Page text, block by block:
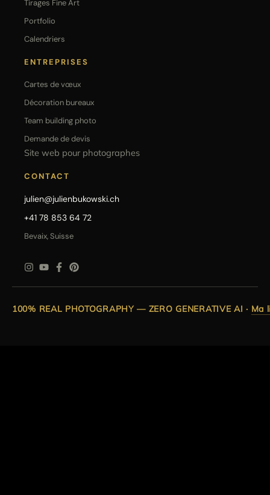
Tirages Fine Art
Portfolio
Calendriers
ENTREPRISES
Cartes de vœux
Décoration bureaux
Team building photo
Demande de devis
Site web pour photographes
CONTACT
julien@julienbukowski.ch
+41 78 853 64 72
Bevaix, Suisse
100% REAL PHOTOGRAPHY — ZERO GENERATIVE AI · Ma